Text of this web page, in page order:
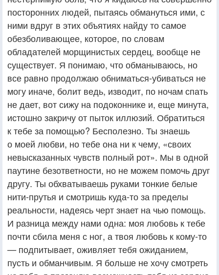
посторонних людей, пытаясь обмануться ими, с
ними вдруг в этих объятиях найду то самое
обезболивающее, которое, по словам
обладателей морщинистых сердец, вообще не
существует. Я понимаю, что обманываюсь, но
все равно продолжаю обниматься-убиваться не
могу иначе, болит ведь, изводит, по ночам спать
не дает, вот сижу на подоконнике и, еще минута,
истошно закричу от пыток иллюзий. Обратиться
к тебе за помощью? Бесполезно. Ты знаешь
о моей любви, но тебе она ни к чему, «своих
невысказанных чувств полный рот». Мы в одной
паутине безответности, но не можем помочь друг
другу. Ты обхватываешь руками тонкие белые
нити-прутья и смотришь куда-то за пределы
реальности, надеясь черт знает на чью помощь.
И разница между нами одна: моя любовь к тебе
почти сбила меня с ног, а твоя любовь к кому-то
— подпитывает, оживляет тебя ожиданием,
пусть и обманчивым. Я больше не хочу смотреть